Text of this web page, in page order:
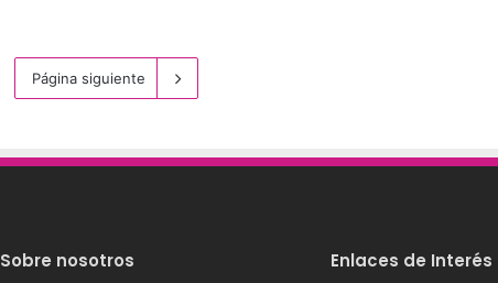
Página siguiente
Sobre nosotros Enlaces de Interés